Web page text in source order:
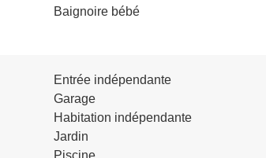
Baignoire bébé
Entrée indépendante
Garage
Habitation indépendante
Jardin
Piscine